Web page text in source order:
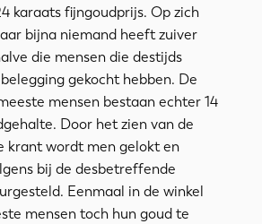
karaats fijngoudprijs. Op zich
bijna niemand heeft zuiver
die mensen die destijds
gekocht hebben. De
mensen bestaan echter 14
Door het zien van de
krant wordt men gelokt en
bij de desbetreffende
Eenmaal in de winkel
mensen toch hun goud te